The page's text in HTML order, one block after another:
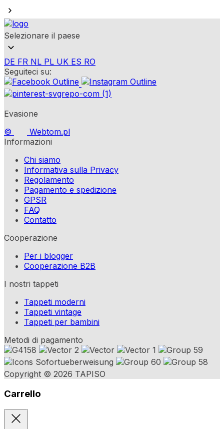
Selezionare il paese
DE FR NL PL UK ES RO
Seguiteci su:
Evasione
©
Webtom.pl
Informazioni
Chi siamo
Informativa sulla Privacy
Regolamento
Pagamento e spedizione
GPSR
FAQ
Contatto
Cooperazione
Per i blogger
Cooperazione B2B
I nostri tappeti
Tappeti moderni
Tappeti vintage
Tappeti per bambini
Metodi di pagamento
Copyright © 2026 TAPISO
Carrello